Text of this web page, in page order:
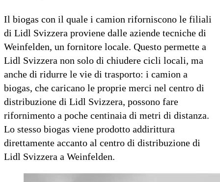
Il biogas con il quale i camion riforniscono le filiali
di Lidl Svizzera proviene dalle aziende tecniche di
Weinfelden, un fornitore locale. Questo permette a
Lidl Svizzera non solo di chiudere cicli locali, ma
anche di ridurre le vie di trasporto: i camion a
biogas, che caricano le proprie merci nel centro di
distribuzione di Lidl Svizzera, possono fare
rifornimento a poche centinaia di metri di distanza.
Lo stesso biogas viene prodotto addirittura
direttamente accanto al centro di distribuzione di
Lidl Svizzera a Weinfelden.